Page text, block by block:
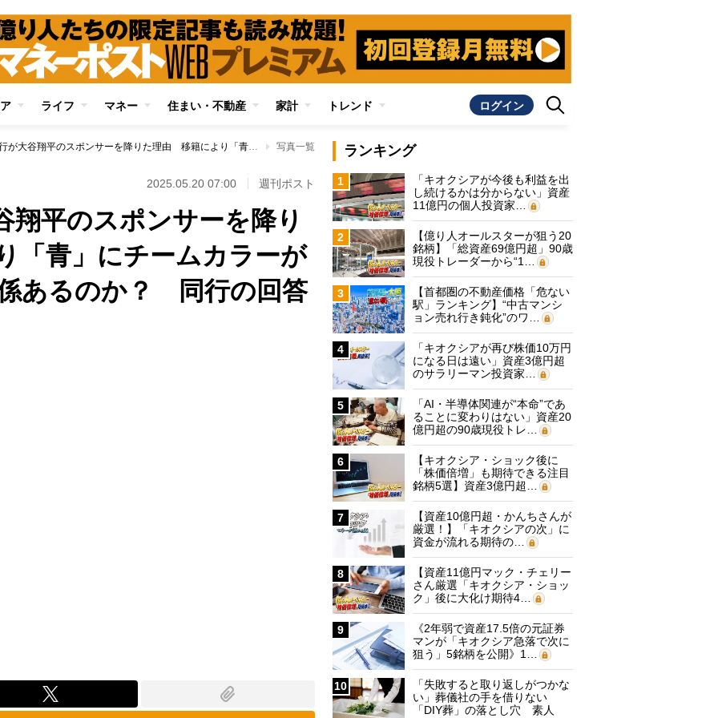
ライフ マネー 住まい・不動産 家計 トレンド ログイン
三菱UFJ銀行が大谷翔平のスポンサーを降りた理由 移籍により「青」にチームカラーが変わったことと関係あるのか？ 同行の回答は 写真一覧
2025.05.20 07:00 週刊ポスト
翔平のスポンサーを降り
青」にチームカラーが
あるのか？ 同行の回答
ランキング
1
「キオクシアが今後も利益を出
し続けるかは分からない」資産
11億円の個人投資家…
2
【億り人オールスターが狙う20
銘柄】「総資産69億円超」90歳
現役トレーダーから“1…
3
【首都圏の不動産価格「危ない
駅」ランキング】“中古マンシ
ョン売れ行き鈍化”のワ…
4
「キオクシアが再び株価10万円
になる日は遠い」資産3億円超
のサラリーマン投資家…
5
「AI・半導体関連が“本命”であ
ることに変わりはない」資産20
億円超の90歳現役トレ…
6
【キオクシア・ショック後に
「株価倍増」も期待できる注目
銘柄5選】資産3億円超…
7
【資産10億円超・かんちさんが
厳選！】「キオクシアの次」に
資金が流れる期待の…
8
【資産11億円マック・チェリー
さん厳選「キオクシア・ショッ
ク」後に大化け期待4…
9
《2年弱で資産17.5倍の元証券
マンが「キオクシア急落で次に
狙う」5銘柄を公開》1…
10
「失敗すると取り返しがつかな
い」葬儀社の手を借りない
「DIY葬」の落とし穴 素人